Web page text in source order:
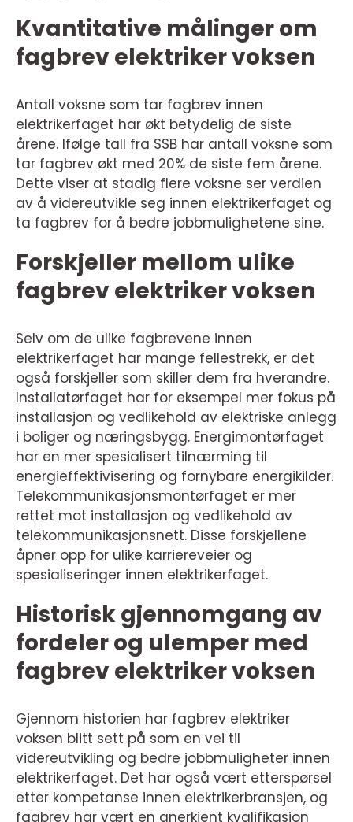
Kvantitative målinger om
fagbrev elektriker voksen
Antall voksne som tar fagbrev innen
elektrikerfaget har økt betydelig de siste
årene. Ifølge tall fra SSB har antall voksne som
tar fagbrev økt med 20% de siste fem årene.
Dette viser at stadig flere voksne ser verdien
av å videreutvikle seg innen elektrikerfaget og
ta fagbrev for å bedre jobbmulighetene sine.
Forskjeller mellom ulike
fagbrev elektriker voksen
Selv om de ulike fagbrevene innen
elektrikerfaget har mange fellestrekk, er det
også forskjeller som skiller dem fra hverandre.
Installatørfaget har for eksempel mer fokus på
installasjon og vedlikehold av elektriske anlegg
i boliger og næringsbygg. Energimontørfaget
har en mer spesialisert tilnærming til
energieffektivisering og fornybare energikilder.
Telekommunikasjonsmontørfaget er mer
rettet mot installasjon og vedlikehold av
telekommunikasjonsnett. Disse forskjellene
åpner opp for ulike karriereveier og
spesialiseringer innen elektrikerfaget.
Historisk gjennomgang av
fordeler og ulemper med
fagbrev elektriker voksen
Gjennom historien har fagbrev elektriker
voksen blitt sett på som en vei til
videreutvikling og bedre jobbmuligheter innen
elektrikerfaget. Det har også vært etterspørsel
etter kompetanse innen elektrikerbransjen, og
fagbrev har vært en anerkjent kvalifikasjon